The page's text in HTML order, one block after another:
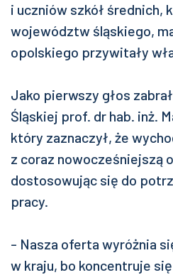
i uczniów szkół średnich,
województw śląskiego,
opolskiego przywitały
Jako pierwszy głos
Śląskiej prof. dr hab. inż.
który zaznaczył, że
z coraz nowocześniejszą
dostosowując się do
pracy.
- Nasza oferta wyróżnia
w kraju, bo koncentruje